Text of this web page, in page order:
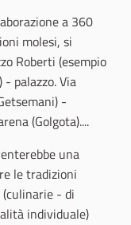
a 360
molesi, si
Roberti (esempio
palazzo. Via
-
(Golgota)....
una
le tradizioni
- di
individuale)